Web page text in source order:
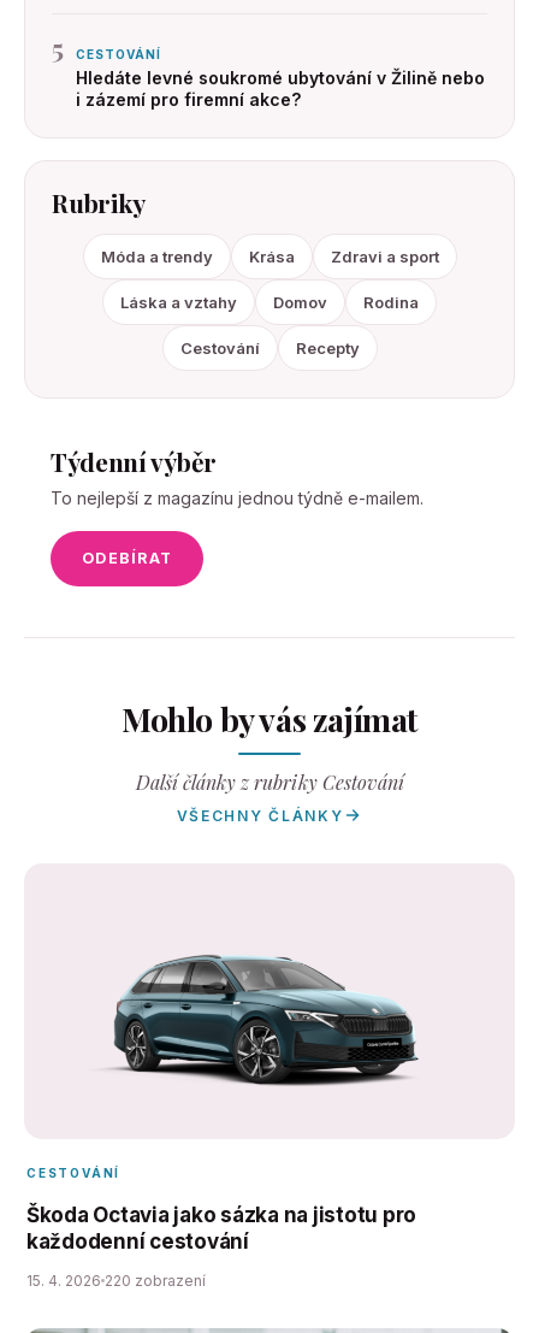
5 CESTOVÁNÍ
Hledáte levné soukromé ubytování v Žilině nebo
i zázemí pro firemní akce?
Rubriky
Móda a trendy Krása Zdravi a sport
Láska a vztahy Domov Rodina
Cestování Recepty
Týdenní výběr
To nejlepší z magazínu jednou týdně e-mailem.
ODEBÍRAT
Mohlo by vás zajímat
Další články z rubriky Cestování
VŠECHNY ČLÁNKY
CESTOVÁNÍ
Škoda Octavia jako sázka na jistotu pro
každodenní cestování
15. 4. 2026 220 zobrazení